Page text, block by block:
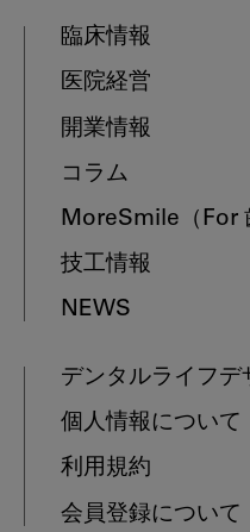
臨床情報
医院経営
開業情報
コラム
MoreSmile （For
技工情報
NEWS
デンタルライフデ
個人情報について
利用規約
会員登録について